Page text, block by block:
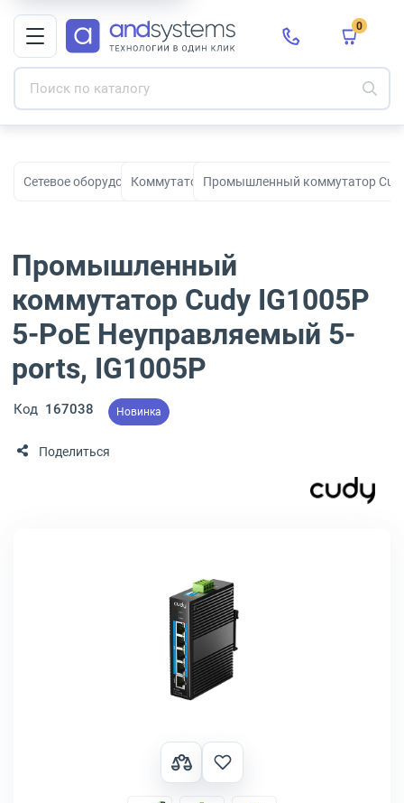
0
Сетевое оборудованиеКоммутаторыПромышленный коммутатор
Промышленный
коммутатор Cudy IG1005P
5-PoE Неуправляемый 5-
ports, IG1005P
Код 167038 Новинка
Поделиться